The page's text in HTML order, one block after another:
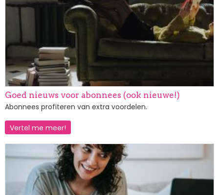
Goed nieuws voor abonnees (ook nieuwe!)
Abonnees profiteren van extra voordelen.
Vertel me meer!